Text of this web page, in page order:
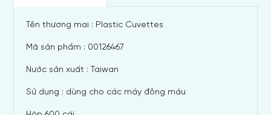
Tên thương mai : Plastic Cuvettes
Mã sản phẩm : 00126467
Nước sản xuất : Taiwan
Sử dụng : dùng cho các máy đông máu